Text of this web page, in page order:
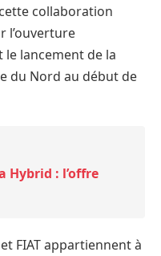
collaboration
l’ouverture
le lancement de la
du Nord au début de
Hybrid : l’offre
FIAT appartiennent à